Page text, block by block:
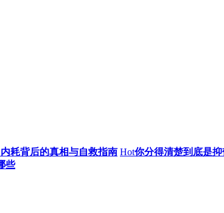
耗背后的真相与自救指南 Hot你分得清楚到底是
些